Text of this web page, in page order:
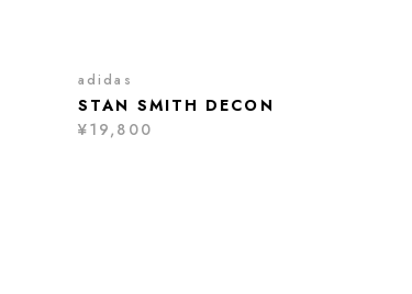
adidas
STAN SMITH DECON
¥19,800